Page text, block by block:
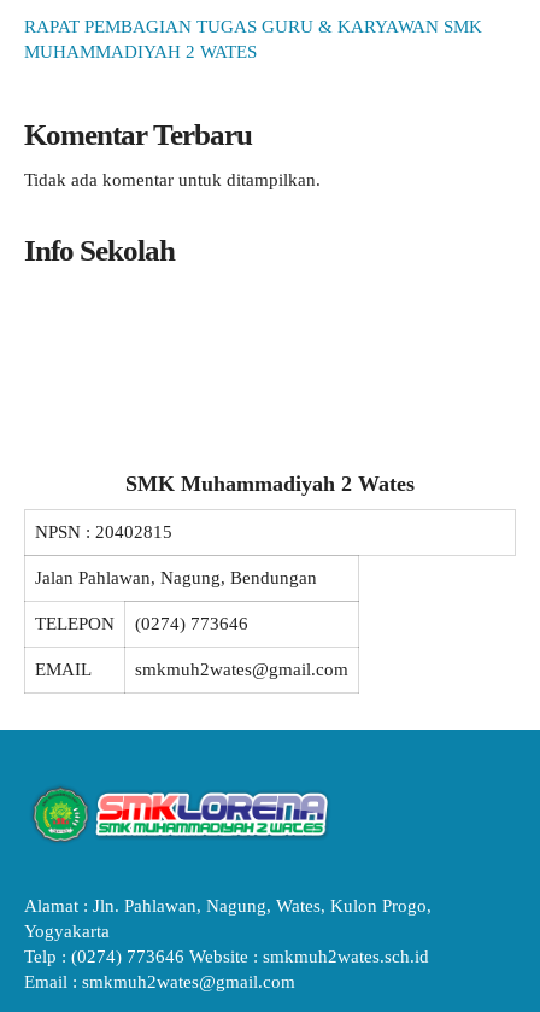
RAPAT PEMBAGIAN TUGAS GURU & KARYAWAN SMK
MUHAMMADIYAH 2 WATES
Komentar Terbaru
Tidak ada komentar untuk ditampilkan.
Info Sekolah
SMK Muhammadiyah 2 Wates
NPSN : 20402815
Jalan Pahlawan, Nagung, Bendungan
TELEPON (0274) 773646
EMAIL smkmuh2wates@gmail.com
Alamat : Jln. Pahlawan, Nagung, Wates, Kulon Progo,
Yogyakarta
Telp : (0274) 773646 Website : smkmuh2wates.sch.id
Email : smkmuh2wates@gmail.com